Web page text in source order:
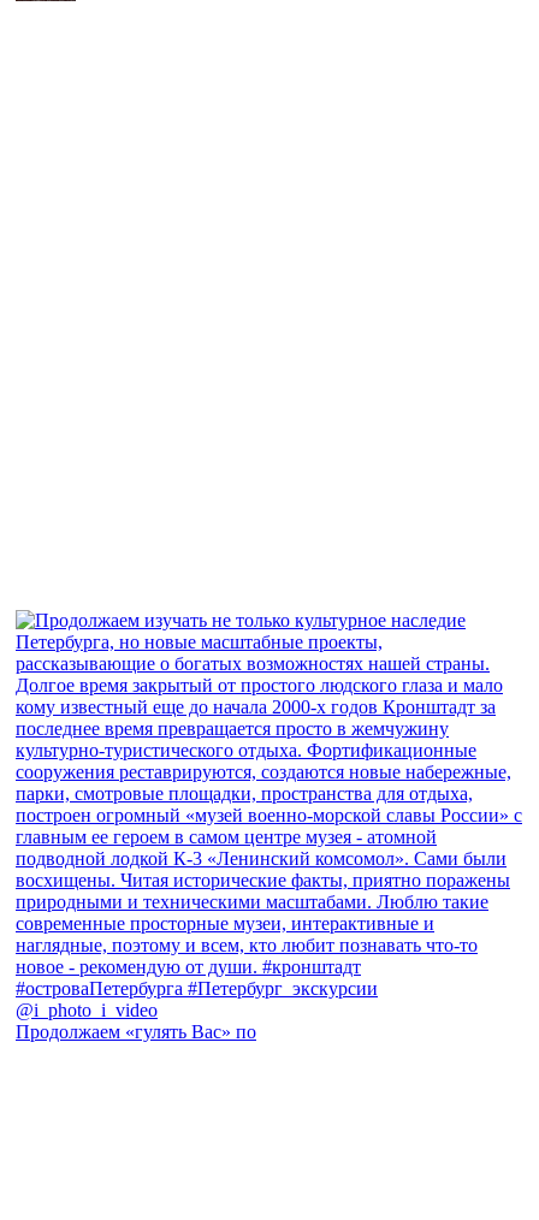
Продолжаем «гулять Вас» по